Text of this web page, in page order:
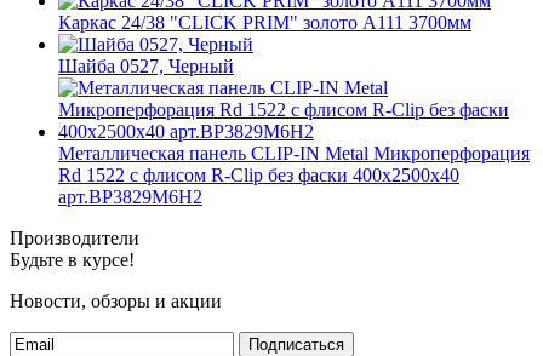
Каркас 24/38 "CLICK PRIM" золото А111 3700мм
Шайба 0527, Черный
Металлическая панель CLIP-IN Metal Микроперфорация
Rd 1522 с флисом R-Clip без фаски 400x2500x40
арт.BP3829M6H2
Производители
Будьте в курсе!
Новости, обзоры и акции
Подписаться